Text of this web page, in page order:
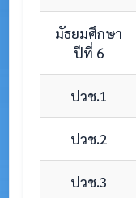
มัธยมศึกษา
ปีที่ 6
ปวช.1
ปวช.2
ปวช.3